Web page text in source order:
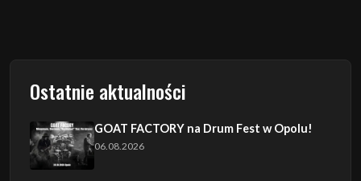
Ostatnie aktualności
GOAT FACTORY na Drum Fest w Opolu!
06.08.2026